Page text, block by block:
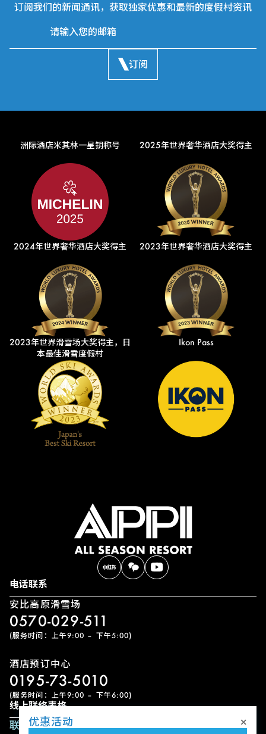
订阅我们的新闻通讯，获取独家优惠和最新的度假村资讯
订阅
洲际酒店米其林一星钥称号 2025年世界奢华酒店大奖得主
2024年世界奢华酒店大奖得主 2023年世界奢华酒店大奖得主
2023年世界滑雪场大奖得主，日
本最佳滑雪度假村
Ikon Pass
电话联系
安比高原滑雪场
0570-029-511
(服务时间：上午9:00 – 下午5:00)
酒店预订中心
0195-73-5010
(服务时间：上午9:00 – 下午6:00)
线上联络表格
联络表单
优惠活动 ×